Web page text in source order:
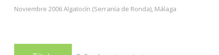
Noviembre 2006 Algatocín (Serranía de Ronda), Málaga